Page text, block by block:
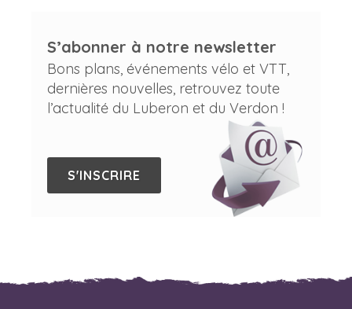
S’abonner à notre newsletter
Bons plans, événements vélo et VTT,
dernières nouvelles, retrouvez toute
l’actualité du Luberon et du Verdon !
S'INSCRIRE